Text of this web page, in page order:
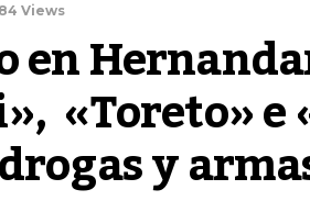
Views
en
«Toreto»
y